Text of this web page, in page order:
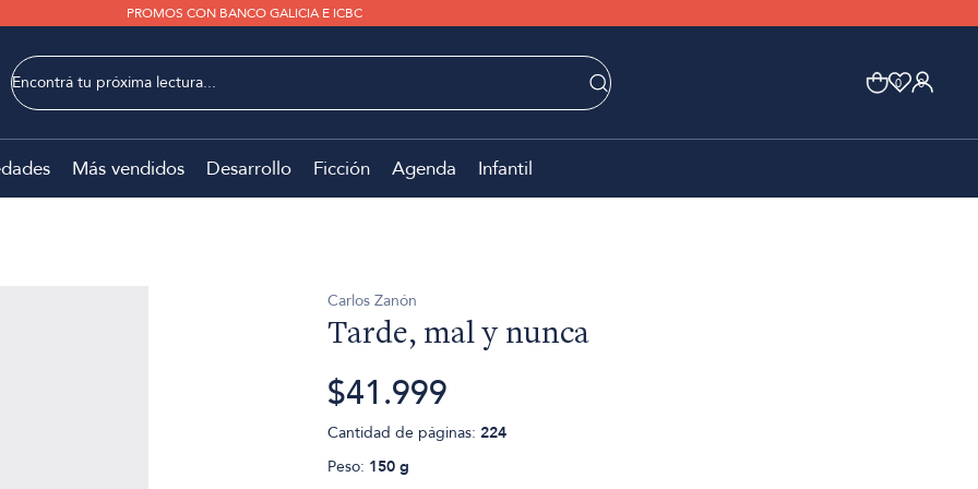
PROMOS CON BANCO GALICIA E ICBC
0 0
Más vendidos Desarrollo Ficción Agenda Infantil
Carlos Zanón
Tarde, mal y nunca
$41.999
Cantidad de páginas: 224
Peso: 150 g